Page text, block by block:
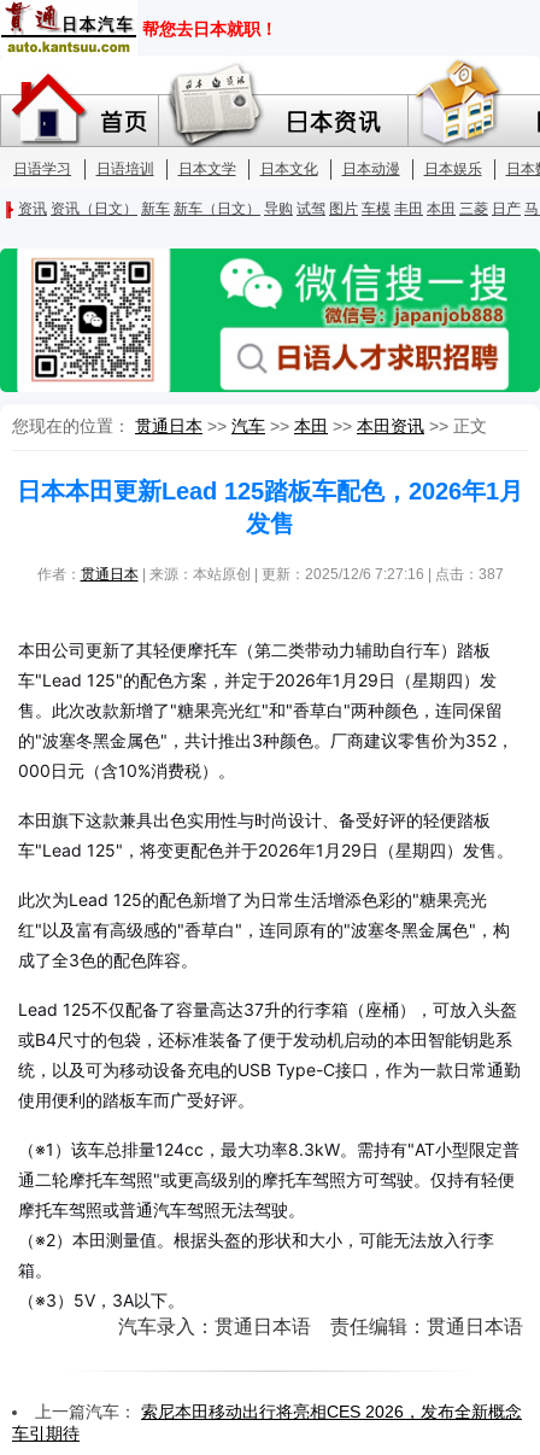
您现在的位置： 贯通日本 >> 汽车 >> 本田 >> 本田资讯 >> 正文
日本本田更新Lead 125踏板车配色，2026年1月
发售
作者： 贯通日本| 来源：本站原创 | 更新：2025/12/6 7:27:16 | 点击： 387
本田公司更新了其轻便摩托车（第二类带动力辅助自行车）踏板
车"Lead 125"的配色方案，并定于2026年1月29日（星期四）发
售。此次改款新增了"糖果亮光红"和"香草白"两种颜色，连同保留
的"波塞冬黑金属色"，共计推出3种颜色。厂商建议零售价为352，
000日元（含10%消费税）。
本田旗下这款兼具出色实用性与时尚设计、备受好评的轻便踏板
车"Lead 125"，将变更配色并于2026年1月29日（星期四）发售。
此次为Lead 125的配色新增了为日常生活增添色彩的"糖果亮光
红"以及富有高级感的"香草白"，连同原有的"波塞冬黑金属色"，构
成了全3色的配色阵容。
Lead 125不仅配备了容量高达37升的行李箱（座桶），可放入头盔
或B4尺寸的包袋，还标准装备了便于发动机启动的本田智能钥匙系
统，以及可为移动设备充电的USB Type-C接口，作为一款日常通勤
使用便利的踏板车而广受好评。
（※1）该车总排量124cc，最大功率8.3kW。需持有"AT小型限定普
通二轮摩托车驾照"或更高级别的摩托车驾照方可驾驶。仅持有轻便
摩托车驾照或普通汽车驾照无法驾驶。
（※2）本田测量值。根据头盔的形状和大小，可能无法放入行李
箱。
（※3）5V，3A以下。
汽车录入：贯通日本语 责任编辑：贯通日本语
上一篇汽车： 索尼本田移动出行将亮相CES 2026，发布全新概念
车引期待